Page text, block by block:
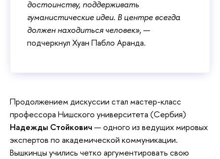
достоинству, поддерживать
гуманистические идеи. В центре всегда
должен находиться человек», —
подчеркнул Хуан Пабло Аранда.
Продолжением дискуссии стал мастер-класс
профессора Нишского университета (Сербия)
Надежды Стойкович — одного из ведущих мировых
экспертов по академической коммуникации.
Вышкинцы учились четко аргументировать свою